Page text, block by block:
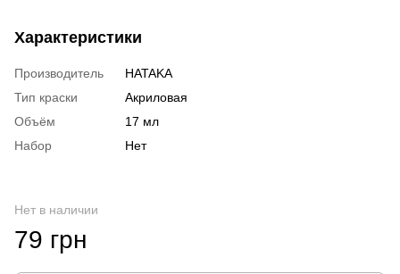
Характеристики
Производитель
HATAKA
Тип краски
Акриловая
Объём
17 мл
Набор
Нет
Нет в наличии
79 грн